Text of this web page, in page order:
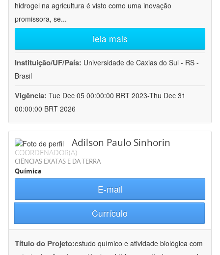
hidrogel na agricultura é visto como uma inovação
promissora, se...
leia mais
Instituição/UF/País: Universidade de Caxias do Sul - RS -
Brasil
Vigência: Tue Dec 05 00:00:00 BRT 2023-Thu Dec 31
00:00:00 BRT 2026
Adilson Paulo Sinhorin
COORDENADOR(A)
CIÊNCIAS EXATAS E DA TERRA
Química
E-mail
Currículo
Título do Projeto:estudo químico e atividade biológica com